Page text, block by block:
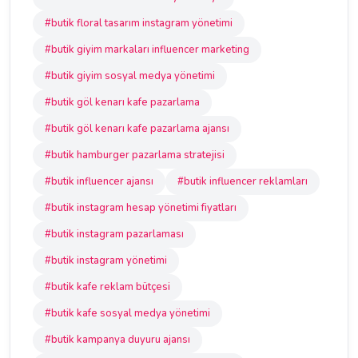
#butik floral tasarım instagram yönetimi
#butik giyim markaları influencer marketing
#butik giyim sosyal medya yönetimi
#butik göl kenarı kafe pazarlama
#butik göl kenarı kafe pazarlama ajansı
#butik hamburger pazarlama stratejisi
#butik influencer ajansı
#butik influencer reklamları
#butik instagram hesap yönetimi fiyatları
#butik instagram pazarlaması
#butik instagram yönetimi
#butik kafe reklam bütçesi
#butik kafe sosyal medya yönetimi
#butik kampanya duyuru ajansı